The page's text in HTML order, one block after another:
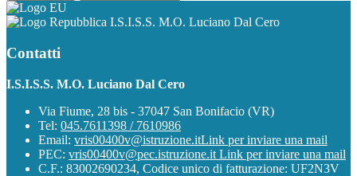
I.S.I.S.S. M.O. Luciano Dal Cero
Contatti
I.S.I.S.S. M.O. Luciano Dal Cero
Via Fiume, 28 bis - 37047 San Bonifacio (VR)
Tel: 045.7611398 / 7610986
Email: vris00400v@istruzione.itLink per inviare una mail
PEC: vris00400v@pec.istruzione.it Link per inviare una mail
C.F.: 83002690234, Codice unico di fatturazione: UF2N3V